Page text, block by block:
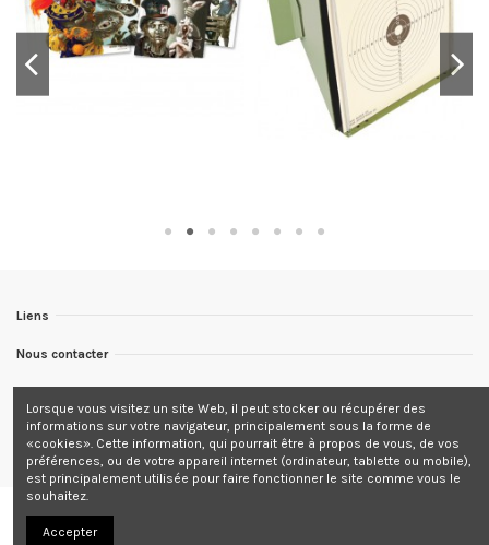
Liens
Nous contacter
Newsletter
Lorsque vous visitez un site Web, il peut stocker ou récupérer des
informations sur votre navigateur, principalement sous la forme de
«cookies». Cette information, qui pourrait être à propos de vous, de vos
préférences, ou de votre appareil internet (ordinateur, tablette ou mobile),
est principalement utilisée pour faire fonctionner le site comme vous le
souhaitez.
Accepter